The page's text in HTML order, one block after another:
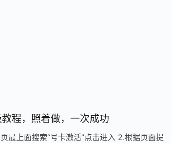
程，照着做，一次成功
最上面搜索“号卡激活”点击进入 2.根据页面提